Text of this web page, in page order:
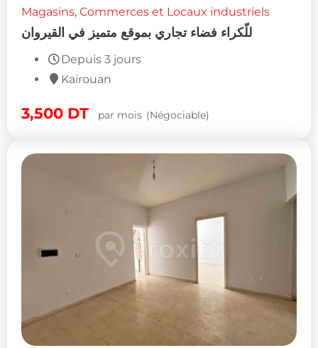
Magasins, Commerces et Locaux industriels
للّكراء فضاء تجاري بموقع متميز في القيروان
Depuis 3 jours
Kairouan
3,500 DT par mois (Négociable)